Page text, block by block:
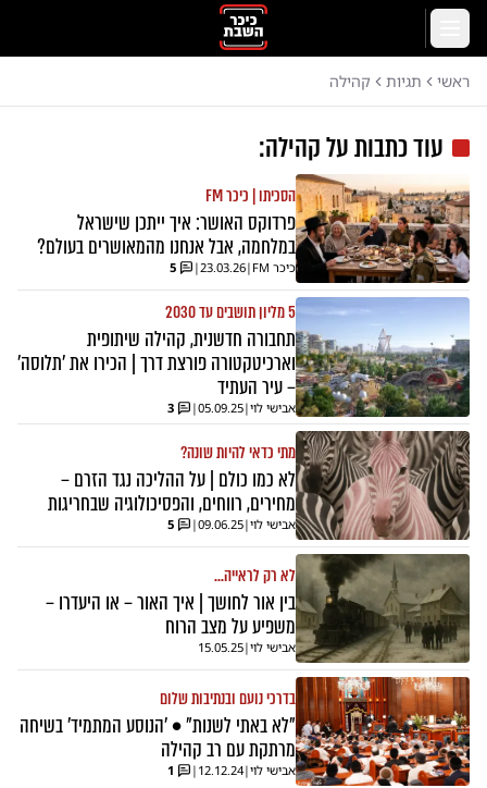
דלג לתוכן הראשי
ראשי תגיות קהילה
עוד כתבות עלקהילה:
הסכיתו | כיכר FM
פרדוקס האושר: איך ייתכן שישראל
במלחמה, אבל אנחנו מהמאושרים בעולם?
כיכר FM |
23.03.26
|
5
5 מליון תושבים עד 2030
תחבורה חדשנית, קהילה שיתופית
וארכיטקטורה פורצת דרך | הכירו את 'תלוסה'
– עיר העתיד
אבישי לוי|
05.09.25
|
3
מתי כדאי להיות שונה?
לא כמו כולם | על ההליכה נגד הזרם –
מחירים, רווחים, והפסיכולוגיה שבחריגות
אבישי לוי|
09.06.25
|
5
לא רק לראייה...
בין אור לחושך | איך האור – או היעדרו –
משפיע על מצב הרוח
אבישי לוי|
15.05.25
בדרכי נועם ובנתיבות שלום
"לא באתי לשנות" • 'הנוסע המתמיד' בשיחה
מרתקת עם רב קהילה
אבישי לוי|
12.12.24
|
1